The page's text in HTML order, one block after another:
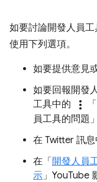
如要討論開發人員
使用下列選項。
如要提供意見
如要回報開發
工具中的
more_vert
員工具的問題」
在 Twitter 訊
在「開發人員
示 」YouTube